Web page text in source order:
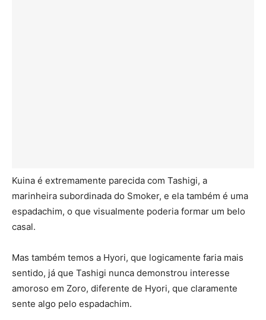
Kuina é extremamente parecida com Tashigi, a
marinheira subordinada do Smoker, e ela também é uma
espadachim, o que visualmente poderia formar um belo
casal.
Mas também temos a Hyori, que logicamente faria mais
sentido, já que Tashigi nunca demonstrou interesse
amoroso em Zoro, diferente de Hyori, que claramente
sente algo pelo espadachim.